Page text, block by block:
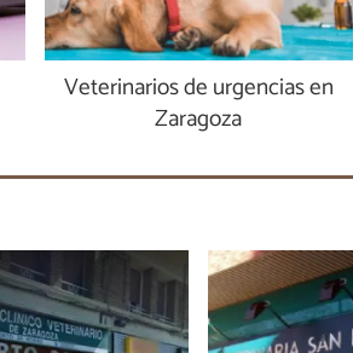
Veterinarios de urgencias en
Zaragoza